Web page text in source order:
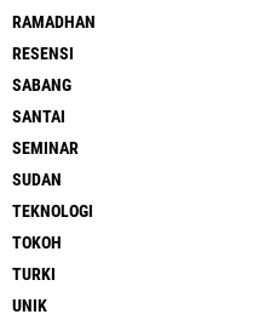
RAMADHAN
RESENSI
SABANG
SANTAI
SEMINAR
SUDAN
TEKNOLOGI
TOKOH
TURKI
UNIK